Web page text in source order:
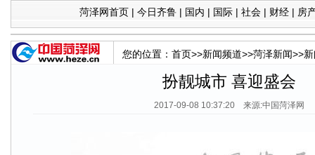
菏泽网首页 | 今日齐鲁 | 国内 | 国际 | 社会 | 财经 | 房
您的位置： 首页>>新闻频道>>菏泽新闻>>
扮靓城市 喜迎盛会
2017-09-08 10:37:20 来源:中国菏泽网